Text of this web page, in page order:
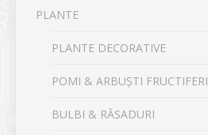
PLANTE
PLANTE DECORATIVE
POMI & ARBUȘTI FRUCTIFERI
BULBI & RĂSADURI